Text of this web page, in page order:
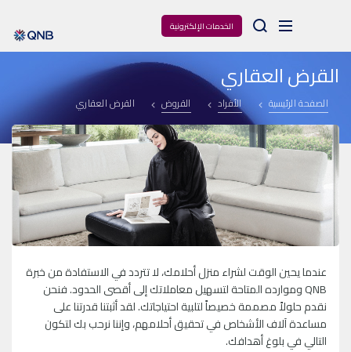
الخدمات الإلكترونية Arama
القرض العقاري
الصفحة الرئيسية الأفراد القروض القرض العقاري
عندما يحين الوقت لشراء منزل أحلامك، لا تتردد في الاستفادة من خبرة
QNBوموارده المتاحة لتسهيل معاملاتك إلى أقصى الحدود. فنحن
نقدم حلولاً مصممة خصيصاً لتلبية احتياجاتك. لقد أثبتنا قدرتنا على
مساعدة آلاف الأشخاص في تحقيق أحلامهم، وإننا نرحب بك لتكون
التالي في بلوغ أهدافك.